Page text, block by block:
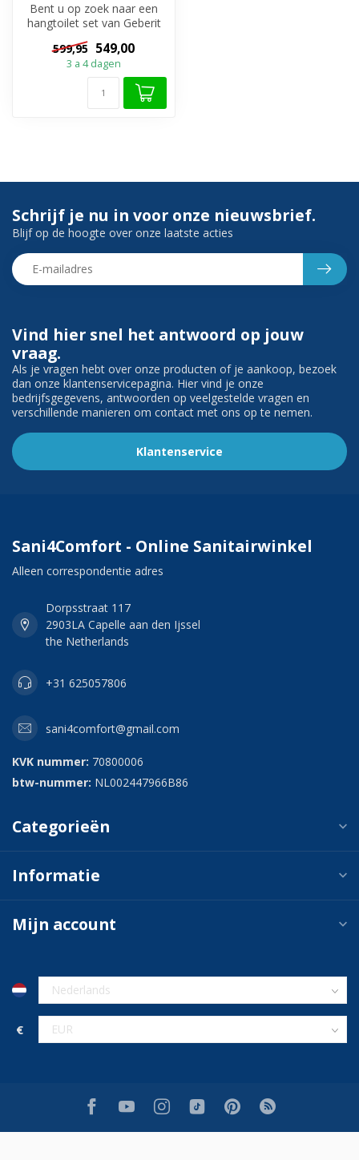
Bent u op zoek naar een
hangtoilet set van Geberit
met trendy zwarte
hangtoilet ...
599,95 549,00
3 a 4 dagen
Vind hier snel het antwoord op jouw
vraag.
Als je vragen hebt over onze producten of je aankoop, bezoek
dan onze klantenservicepagina. Hier vind je onze
bedrijfsgegevens, antwoorden op veelgestelde vragen en
verschillende manieren om contact met ons op te nemen.
Klantenservice
Schrijf je nu in voor onze nieuwsbrief.
Blijf op de hoogte over onze laatste acties
Sani4Comfort - Online Sanitairwinkel
Alleen correspondentie adres
Dorpsstraat 117
2903LA Capelle aan den Ijssel
the Netherlands
+31 625057806
sani4comfort@gmail.com
KVK nummer: 70800006
btw-nummer: NL002447966B86
Categorieën
Informatie
Mijn account
€